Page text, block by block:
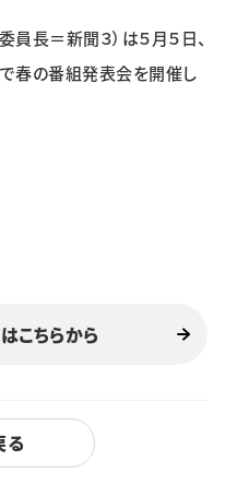
お問い合わせ
長＝新聞３）は５月５日、
春の番組発表会を開催し
こちらから
る